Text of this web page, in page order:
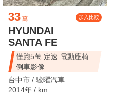
33 萬 加入比較
HYUNDAI
SANTA FE
僅跑5萬 定速 電動座椅
倒車影像
台中市 /駿曜汽車
2014年 / km